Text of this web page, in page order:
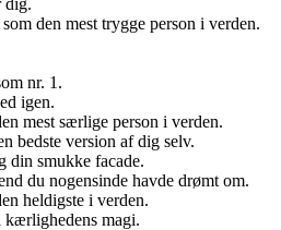
den mest trygge person i verden.
nr. 1.
igen.
mest særlige person i verden.
bedste version af dig selv.
din smukke facade.
du nogensinde havde drømt om.
heldigste i verden.
kærlighedens magi.